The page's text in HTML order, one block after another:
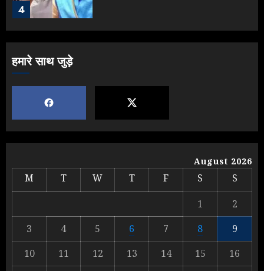
4
1
Yogi vs Modi: छिड़ गई आर-पार की
लड़ाई, यूपी चुनाव में भाजपा उठाएगी भारी
नुकसान
Yogi Government ने विज्ञापनों पर
उड़ाए करोड़ों, टूट गया मोदी का रिकॉर्ड !
हमारे साथ जुड़े
August 2026
M T W T F S
S
1
2
3
4 5 6 7 8
9
10
11 12 13 14 15
16